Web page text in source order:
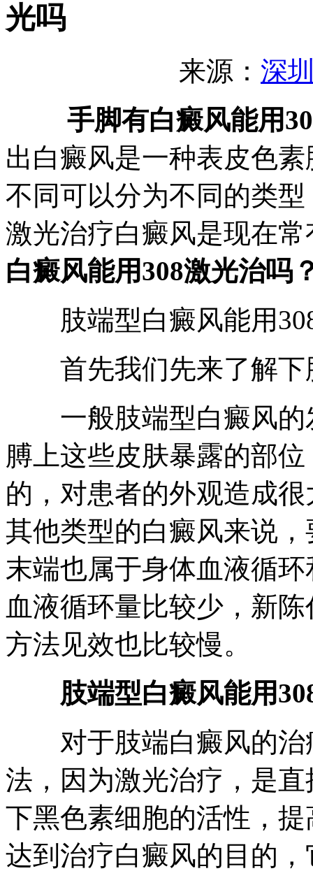
光吗
来源： 深
手脚有白癜风能用
出白癜风是一种表皮色
不同可以分为不同的类
激光治疗白癜风是现在
白癜风能用308激光治吗
肢端型白癜风能用
首先我们先来了解下
一般肢端型白癜风的
膊上这些皮肤暴露的部
的，对患者的外观造成
其他类型的白癜风来说
末端也属于身体血液循
血液循环量比较少，新
方法见效也比较慢。
肢端型白癜风能用
对于肢端白癜风的治
法，因为激光治疗，是
下黑色素细胞的活性，
达到治疗白癜风的目的